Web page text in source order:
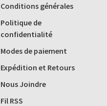
Conditions générales
Politique de
confidentialité
Modes de paiement
Expédition et Retours
Nous Joindre
Fil RSS